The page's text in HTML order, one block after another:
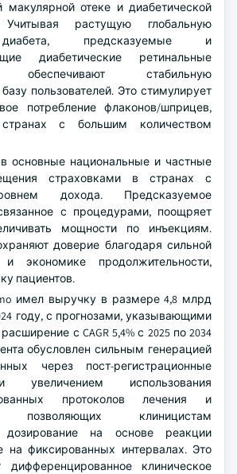
макулярной отеке и диабетической
Учитывая растущую глобальную
предсказуемые и
диабетические ретинальные
обеспечивают стабильную
пользователей. Это стимулирует
потребление флаконов/шприцев,
с большим количеством
основные национальные и частные
страховками в странах с
дохода. Предсказуемое
с процедурами, поощряет
мощности по инъекциям.
доверие благодаря сильной
и экономике продолжительности,
пациентов.
имел выручку в размере 4,8 млрд
году, с прогнозами, указывающими
с CAGR 5,4% с 2025 по 2034
обусловлен сильным генерацией
через пост-регистрационные
увеличением использования
протоколов лечения и
позволяющих клиницистам
дозирование на основе реакции
на фиксированных интервалах. Это
дифференцированное клиническое